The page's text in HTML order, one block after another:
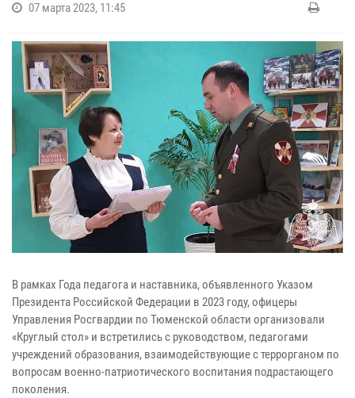
07 марта 2023, 11:45
В рамках Года педагога и наставника, объявленного Указом
Президента Российской Федерации в 2023 году, офицеры
Управления Росгвардии по Тюменской области организовали
«Круглый стол» и встретились с руководством, педагогами
учреждений образования, взаимодействующие с террорганом по
вопросам военно-патриотического воспитания подрастающего
поколения.